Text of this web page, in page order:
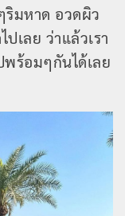
มหาด อวดผิว
เลย ว่าแล้วเรา
พร้อมๆกันได้เลย